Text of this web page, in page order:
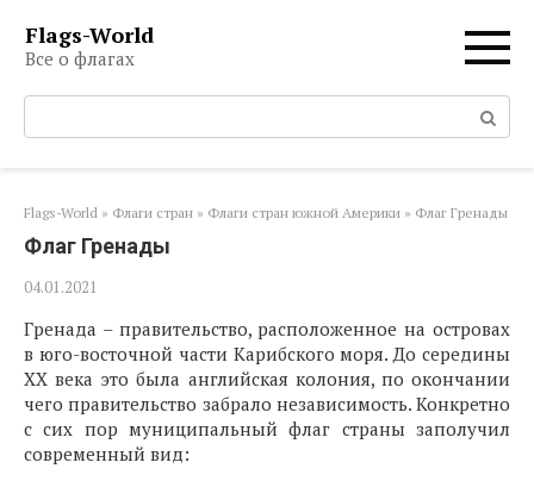
контенту
Flags-World
Все о флагах
Поиск:
Flags-World » Флаги стран » Флаги стран южной Америки » Флаг Гренады
Флаг Гренады
04.01.2021
Гренада – правительство, расположенное на островах
в юго-восточной части Карибского моря. До середины
ХХ века это была английская колония, по окончании
чего правительство забрало независимость. Конкретно
с сих пор муниципальный флаг страны заполучил
современный вид: